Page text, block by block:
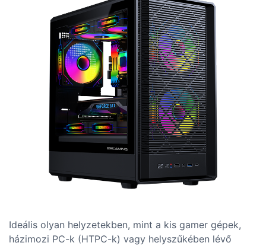
Ideális olyan helyzetekben, mint a kis gamer gépek,
házimozi PC-k (HTPC-k) vagy helyszűkében lévő